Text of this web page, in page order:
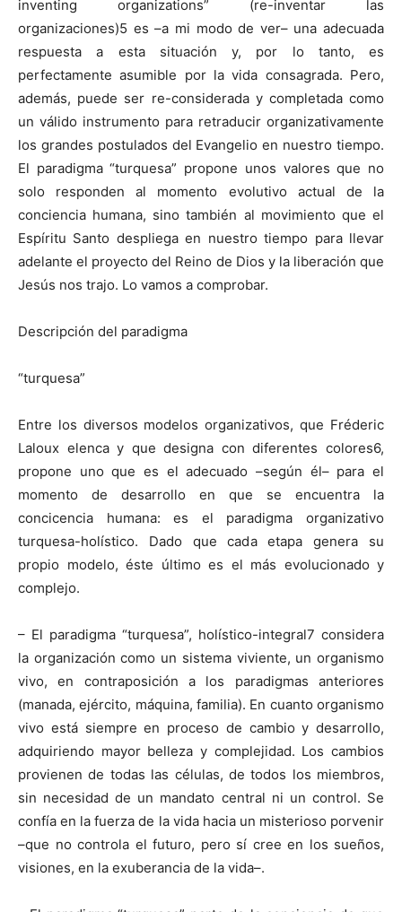
inventing organizations” (re-inventar las
organizaciones)5 es –a mi modo de ver– una adecuada
respuesta a esta situación y, por lo tanto, es
perfectamente asumible por la vida consagrada. Pero,
además, puede ser re-considerada y completada como
un válido instrumento para retraducir organizativamente
los grandes postulados del Evangelio en nuestro tiempo.
El paradigma “turquesa” propone unos valores que no
solo responden al momento evolutivo actual de la
conciencia humana, sino también al movimiento que el
Espíritu Santo despliega en nuestro tiempo para llevar
adelante el proyecto del Reino de Dios y la liberación que
Jesús nos trajo. Lo vamos a comprobar.
Descripción del paradigma
“turquesa”
Entre los diversos modelos organizativos, que Fréderic
Laloux elenca y que designa con diferentes colores6,
propone uno que es el adecuado –según él– para el
momento de desarrollo en que se encuentra la
concicencia humana: es el paradigma organizativo
turquesa-holístico. Dado que cada etapa genera su
propio modelo, éste último es el más evolucionado y
complejo.
– El paradigma “turquesa”, holístico-integral7 considera
la organización como un sistema viviente, un organismo
vivo, en contraposición a los paradigmas anteriores
(manada, ejército, máquina, familia). En cuanto organismo
vivo está siempre en proceso de cambio y desarrollo,
adquiriendo mayor belleza y complejidad. Los cambios
provienen de todas las células, de todos los miembros,
sin necesidad de un mandato central ni un control. Se
confía en la fuerza de la vida hacia un misterioso porvenir
–que no controla el futuro, pero sí cree en los sueños,
visiones, en la exuberancia de la vida–.